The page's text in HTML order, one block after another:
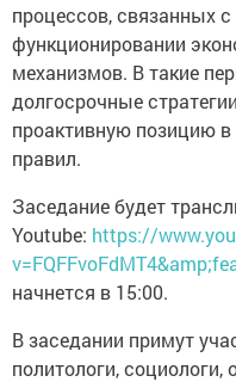
процессов, связанных
функционировании
механизмов. В такие
долгосрочные
проактивную позицию
правил.
Заседание будет
Youtube: https://
начнется в 15:00.
В заседании примут
политологи,